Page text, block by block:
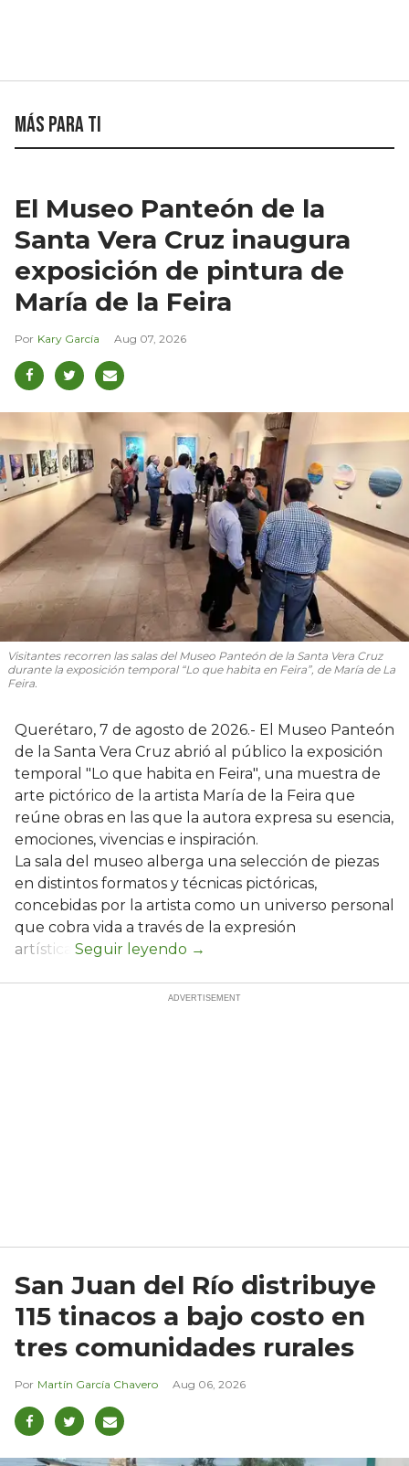
Más para ti
El Museo Panteón de la
Santa Vera Cruz inaugura
exposición de pintura de
María de la Feira
Kary García Aug 07, 2026
Visitantes recorren las salas del Museo Panteón de la Santa Vera Cruz
durante la exposición temporal “Lo que habita en Feira”, de María de La
Feira.
Querétaro, 7 de agosto de 2026.- El Museo Panteón
de la Santa Vera Cruz abrió al público la exposición
temporal "Lo que habita en Feira", una muestra de
arte pictórico de la artista María de la Feira que
reúne obras en las que la autora expresa su esencia,
emociones, vivencias e inspiración.
La sala del museo alberga una selección de piezas
en distintos formatos y técnicas pictóricas,
concebidas por la artista como un universo personal
que cobra vida a través de la expresión
artística.
San Juan del Río distribuye
115 tinacos a bajo costo en
tres comunidades rurales
Martín García Chavero Aug 06, 2026